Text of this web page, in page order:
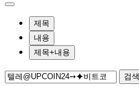
제목
내용
제목+내용
검색